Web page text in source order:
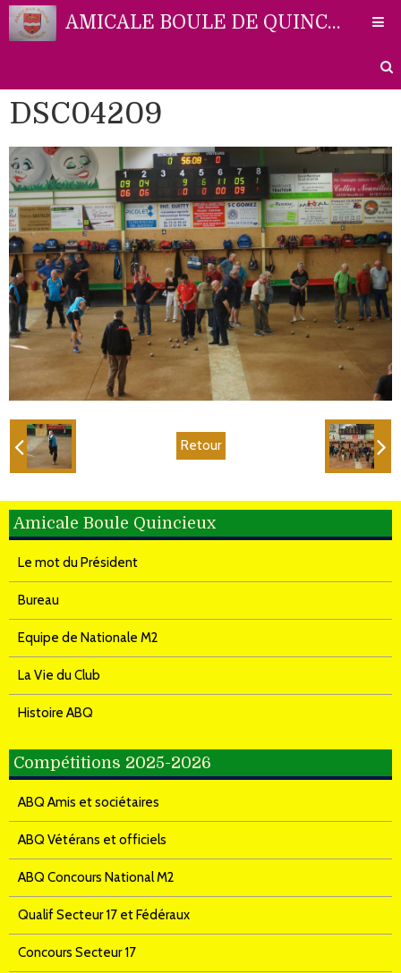
AMICALE BOULE DE QUINCIEUX
Accueil
Liens
Partenaires
Contact
Photos
DSC04209
Retour
Amicale Boule Quincieux
Le mot du Président
Bureau
Equipe de Nationale M2
La Vie du Club
Histoire ABQ
Compétitions 2025-2026
ABQ Amis et sociétaires
ABQ Vétérans et officiels
ABQ Concours National M2
Qualif Secteur 17 et Fédéraux
Concours Secteur 17